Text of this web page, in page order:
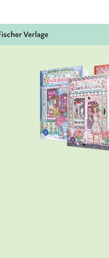
Verlage